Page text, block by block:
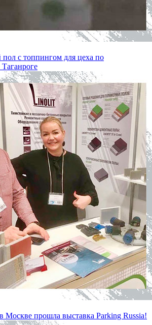
с топпингом для цеха по
Москве прошла выставка Parking Russia!